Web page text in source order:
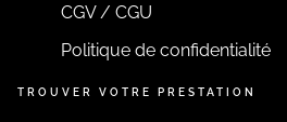
CGV / CGU
Politique de confidentialité
TROUVER VOTRE PRESTATION